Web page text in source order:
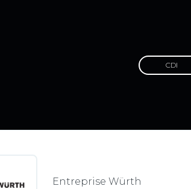
CDI
Entreprise Würth